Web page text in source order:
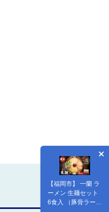
【福岡市】 一蘭 ラ
ーメン 生麺セット
6食入 （豚骨ラーメ